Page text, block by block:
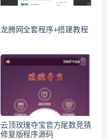
龙腾网全套程序+搭建教程
云顶玫瑰夺宝官方尾数竞猜
修复版程序源码